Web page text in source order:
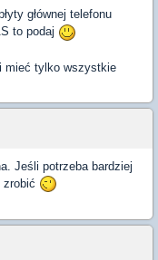
głównej telefonu
to podaj
mieć tylko wszystkie
Jeśli potrzeba bardziej
zrobić